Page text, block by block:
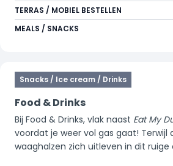
TERRAS / MOBIEL BESTELLEN
MEALS / SNACKS
Snacks / Ice cream / Drinks
Food & Drinks
Bij Food & Drinks, vlak naast Eat My
voordat je weer vol gas gaat! Terwijl
waaghalzen zich uitleven in dit